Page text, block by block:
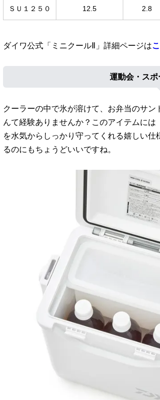
ＳＵ１２５０ 12.5 2.8
ダイワ公式「ミニクールⅡ」詳細ページは
運動会・ス
クーラーの中で氷が溶けて、お弁当のサ
んて経験ありませんか？このアイテムに
を水気からしっかり守ってくれる嬉しい
るのにもちょうどいいですね。